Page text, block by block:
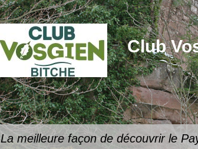
Club
La meilleure façon de découvrir le